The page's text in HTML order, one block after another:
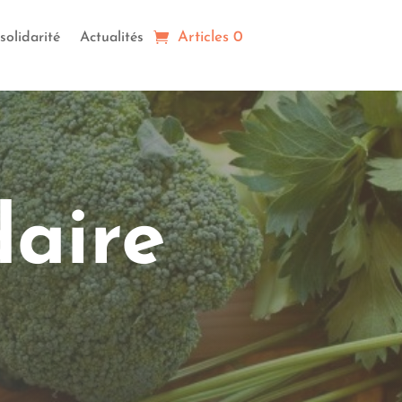
Actualités Articles 0